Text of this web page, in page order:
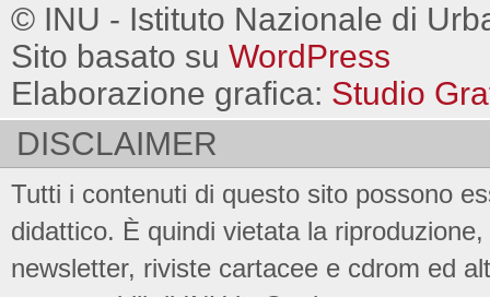
© INU - Istituto Nazionale di
Sito basato su WordPress
Elaborazione grafica: Studio
DISCLAIMER
Tutti i contenuti di questo sito possono
didattico. È quindi vietata la
newsletter, riviste cartacee e cdrom ed